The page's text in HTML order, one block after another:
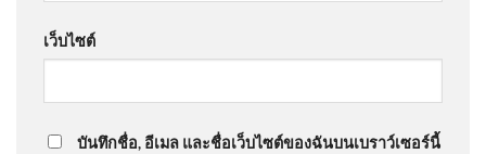
เว็บไซต์
บันทึกชื่อ, อีเมล และชื่อเว็บไซต์ของฉันบนเบราว์เซอร์นี้